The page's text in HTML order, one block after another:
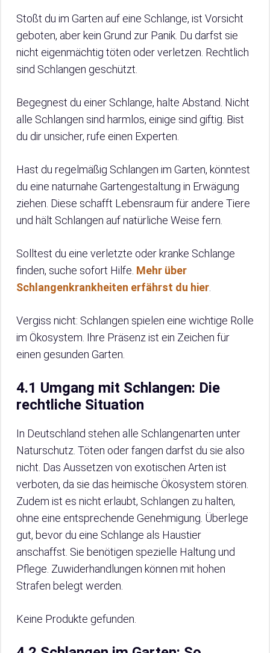
Stoßt du im Garten auf eine Schlange, ist Vorsicht
geboten, aber kein Grund zur Panik. Du darfst sie
nicht eigenmächtig töten oder verletzen. Rechtlich
sind Schlangen geschützt.
Begegnest du einer Schlange, halte Abstand. Nicht
alle Schlangen sind harmlos, einige sind giftig. Bist
du dir unsicher, rufe einen Experten.
Hast du regelmäßig Schlangen im Garten, könntest
du eine naturnahe Gartengestaltung in Erwägung
ziehen. Diese schafft Lebensraum für andere Tiere
und hält Schlangen auf natürliche Weise fern.
Solltest du eine verletzte oder kranke Schlange
finden, suche sofort Hilfe. Mehr über
Schlangenkrankheiten erfährst du hier
Vergiss nicht: Schlangen spielen eine wichtige Rolle
im Ökosystem. Ihre Präsenz ist ein Zeichen für
einen gesunden Garten.
4.1 Umgang mit Schlangen: Die
rechtliche Situation
In Deutschland stehen alle Schlangenarten unter
Naturschutz. Töten oder fangen darfst du sie also
nicht. Das Aussetzen von exotischen Arten ist
verboten, da sie das heimische Ökosystem stören.
Zudem ist es nicht erlaubt, Schlangen zu halten,
ohne eine entsprechende Genehmigung. Überlege
gut, bevor du eine Schlange als Haustier
anschaffst. Sie benötigen spezielle Haltung und
Pflege. Zuwiderhandlungen können mit hohen
Strafen belegt werden.
Keine Produkte gefunden.